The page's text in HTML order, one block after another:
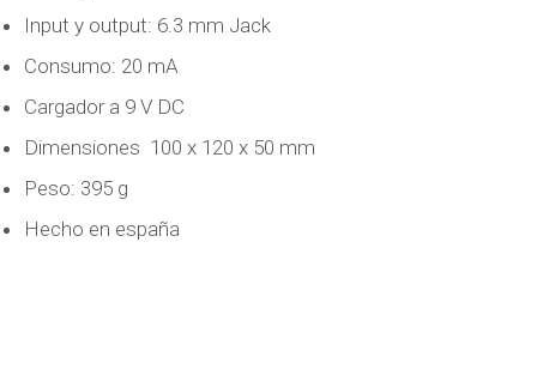
Input y output: 6.3 mm Jack
Consumo: 20 mA
Cargador a 9 V DC
Dimensiones 100 x 120 x 50 mm
Peso: 395 g
Hecho en españa